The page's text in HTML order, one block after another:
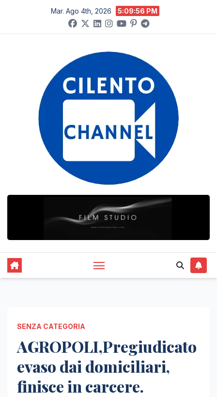
contenuto
Mar. Ago 4th, 2026 5:09:57 PM
SENZA CATEGORIA
AGROPOLI,Pregiudicato
evaso dai domiciliari,
finisce in carcere.